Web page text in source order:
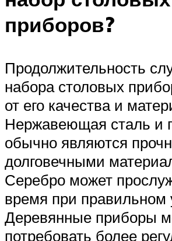
приборов?
Продолжительность
набора столовых
от его качества и
Нержавеющая сталь и
обычно являются
долговечными
Серебро может
время при правильном
Деревянные приборы
потребовать более